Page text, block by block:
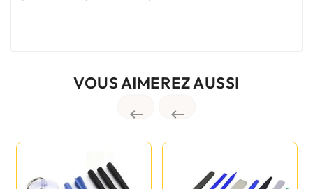
VOUS AIMEREZ AUSSI
 